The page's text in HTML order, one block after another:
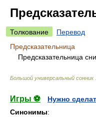
Толкование
Перевод
Предсказательница
Предсказательница
Большой универсальный сонник
Игры ⚽
Нужно
Синонимы: